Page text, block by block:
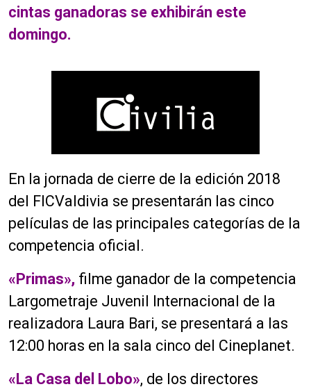
cintas ganadoras se exhibirán este
domingo.
En la jornada de cierre de la edición 2018
del FICValdivia se presentarán las cinco
películas de las principales categorías de la
competencia oficial.
«Primas», filme ganador de la competencia
Largometraje Juvenil Internacional de la
realizadora Laura Bari, se presentará a las
12:00 horas en la sala cinco del Cineplanet.
«La Casa del Lobo», de los directores